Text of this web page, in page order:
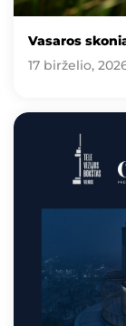
Vasaros
17 birželio,